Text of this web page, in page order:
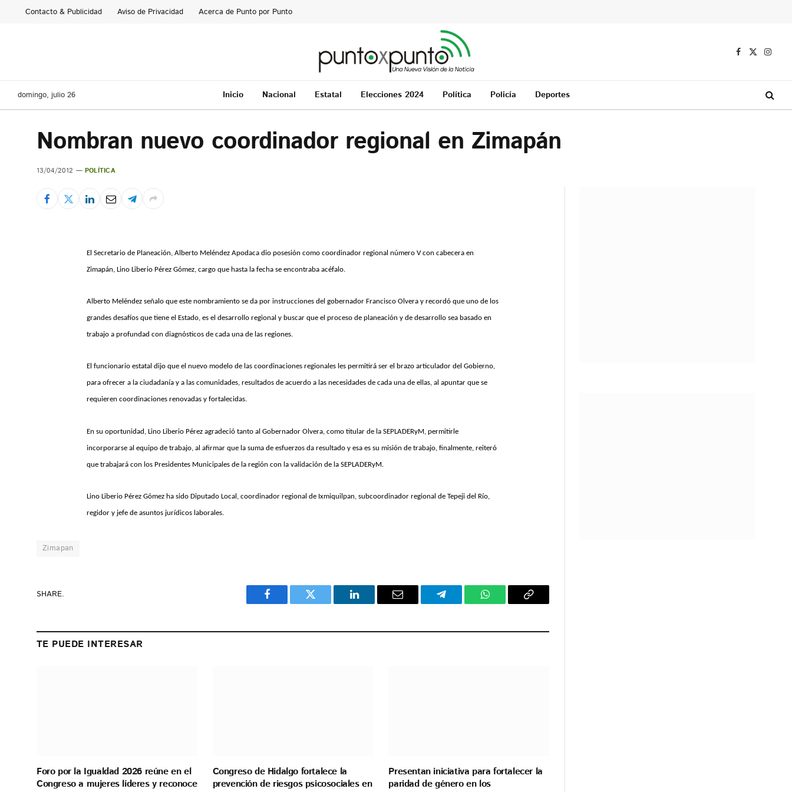
Contacto & Publicidad Aviso de Privacidad Acerca de Punto por Punto
Facebook
X
domingo, julio 26 Inicio Nacional Estatal Elecciones 2024 Política Policía Deportes
Nombran nuevo coordinador regional en Zimapán
13/04/2012 POLÍTICA
El Secretario de Planeación, Alberto Meléndez Apodaca dio posesión como coordinador regional número V con cabecera en
Zimapán, Lino Liberio Pérez Gómez, cargo que hasta la fecha se encontraba acéfalo.
Alberto Meléndez señalo que este nombramiento se da por instrucciones del gobernador Francisco Olvera y recordó que uno de los
grandes desafíos que tiene el Estado, es el desarrollo regional y buscar que el proceso de planeación y de desarrollo sea basado en
trabajo a profundad con diagnósticos de cada una de las regiones.
El funcionario estatal dijo que el nuevo modelo de las coordinaciones regionales les permitirá ser el brazo articulador del Gobierno,
para ofrecer a la ciudadanía y a las comunidades, resultados de acuerdo a las necesidades de cada una de ellas, al apuntar que se
requieren coordinaciones renovadas y fortalecidas.
En su oportunidad, Lino Liberio Pérez agradeció tanto al Gobernador Olvera, como titular de la SEPLADERyM, permitirle
incorporarse al equipo de trabajo, al afirmar que la suma de esfuerzos da resultado y esa es su misión de trabajo, finalmente, reiteró
que trabajará con los Presidentes Municipales de la región con la validación de la SEPLADERyM.
Lino Liberio Pérez Gómez ha sido Diputado Local, coordinador regional de Ixmiquilpan, subcoordinador regional de Tepeji del Río,
regidor y jefe de asuntos jurídicos laborales.
Zimapan
SHARE.
Facebook Twitter LinkedIn Email Telegram WhatsAppCopy
TE PUEDE INTERESAR
Foro por la Igualdad 2026 reúne en el
Congreso a mujeres líderes y reconoce
Congreso de Hidalgo fortalece la
prevención de riesgos psicosociales en
Presentan iniciativa para fortalecer la
paridad de género en los